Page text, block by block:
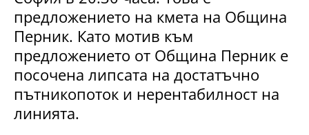
предложението на кмета на Община
Перник. Като мотив към
предложението от Община Перник е
посочена липсата на достатъчно
пътникопоток и нерентабилност на
линията.